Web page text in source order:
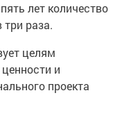
лет количество
три раза.
целям
и
проекта